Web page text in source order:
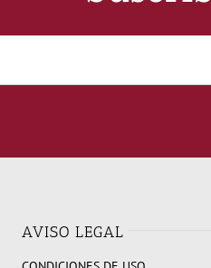
AVISO LEGAL